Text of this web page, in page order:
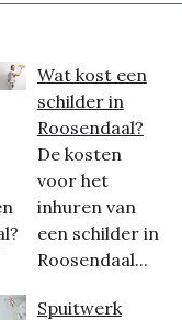
Wat kost een
schilder in
Roosendaal?
De kosten
voor het
inhuren van
een schilder in
Roosendaal...
Spuitwerk